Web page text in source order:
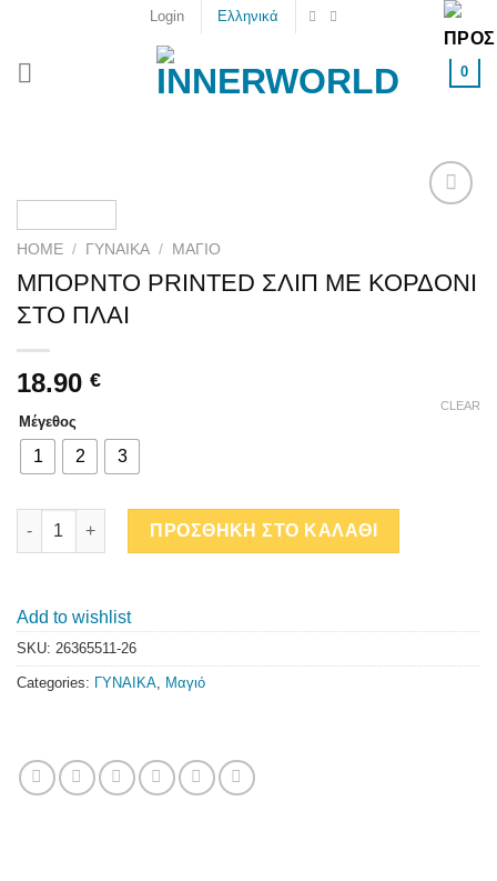
content
Login Ελληνικά
0
HOME / ΓΥΝΑΙΚΑ / ΜΑΓΙΌ
ΜΠΟΡΝΤΟ PRINTED ΣΛΙΠ ΜΕ ΚΟΡΔΟΝΙ
ΣΤΟ ΠΛΑΙ
18.90 €
Μέγεθος
1 2 3
CLEAR
ΜΠΟΡΝΤΟ PRINTED ΣΛΙΠ ΜΕ ΚΟΡΔΟΝΙ ΣΤΟ ΠΛΑΙ quantity
ΠΡΟΣΘΗΚΗ ΣΤΟ ΚΑΛΑΘΙ
Add to wishlist
SKU: 26365511-26
Categories: ΓΥΝΑΙΚΑ Μαγιό